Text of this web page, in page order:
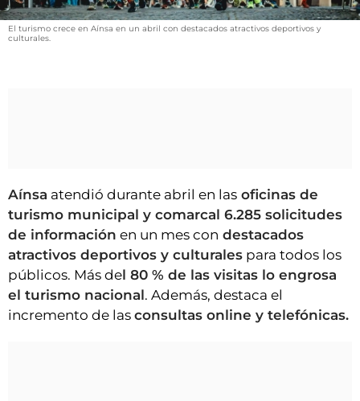
AGENDA
INICIAR SESIÓN
El turismo crece en Aínsa en un abril con destacados atractivos deportivos y
culturales.
Aínsa atendió durante abril en las oficinas de
turismo municipal y comarcal 6.285 solicitudes
de información en un mes con destacados
atractivos deportivos y culturales para todos los
públicos. Más del 80 % de las visitas lo engrosa
el turismo nacional. Además, destaca el
incremento de las consultas online y telefónicas.